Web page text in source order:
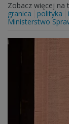
Zobacz więcej na
granica
polityka
Ministerstwo